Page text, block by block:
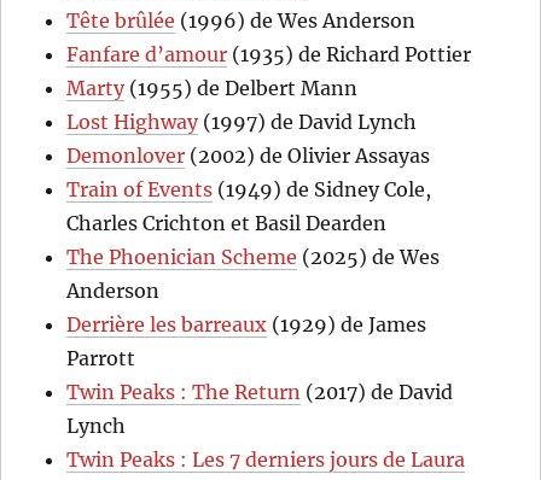
Tête brûlée (1996) de Wes Anderson
Fanfare d’amour (1935) de Richard Pottier
Marty(1955) de Delbert Mann
Lost Highway(1997) de David Lynch
Demonlover (2002) de Olivier Assayas
Train of Events (1949) de Sidney Cole,
Charles Crichton et Basil Dearden
The Phoenician Scheme (2025) de Wes
Anderson
Derrière les barreaux (1929) de James
Parrott
Twin Peaks : The Return (2017) de David
Lynch
Twin Peaks : Les 7 derniers jours de Laura